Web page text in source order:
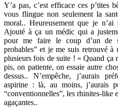
Y’a pas, c’est efficace ces p’tites
vous flingue non seulement la
moral.. Heureusement que je
Ajouté à ça un médic qui a
pour me faire le coup d’un de
probables” et je me suis retrouvé
plusieurs fois de suite ! « Quand ça
pis, on patiente, on essaie autre
dessus.. N’empêche, j’aurais
aspirine : là, au moins, j’aurais
“conventionnelles”, les rhinites-like
agaçantes..